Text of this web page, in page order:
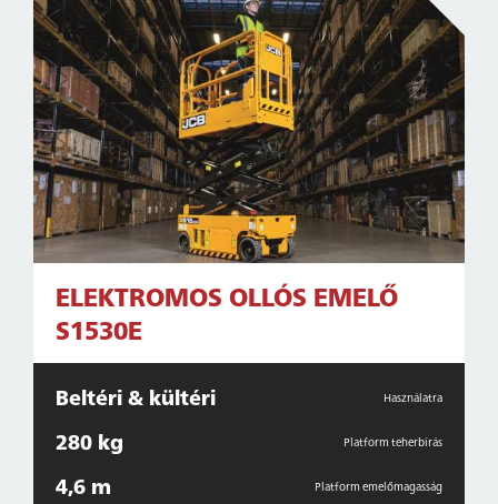
ELEKTROMOS OLLÓS EMELŐ
S1530E
Beltéri & kültéri Használatra
280 kg Platform teherbírás
4,6 m Platform emelőmagasság